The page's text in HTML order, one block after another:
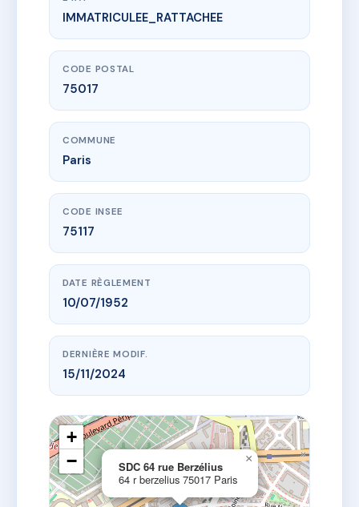
www.vme.plus/AC6444434
SDC 64 rue Berzélius
64 r berzelius
IMMATRICULEE_RATTACHEE
CODE POSTAL
75017
COMMUNE
Paris
CODE INSEE
75117
DATE RÈGLEMENT
10/07/1952
DERNIÈRE MODIF.
15/11/2024
SDC 64 rue Berzélius
64 r berzelius 75017 Paris
×
+
−